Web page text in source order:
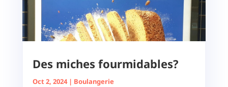
Des miches fourmidables?
Oct 2, 2024| Boulangerie